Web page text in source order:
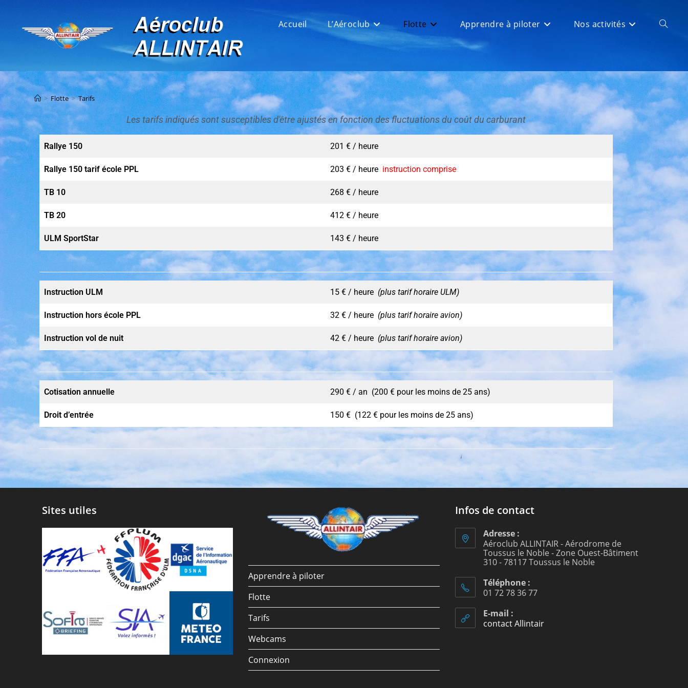
Accueil L’Aéroclub Flotte Apprendre à piloter Nos activités
Tarifs
> Flotte > Tarifs
Les tarifs indiqués sont susceptibles d'être ajustés en fonction des fluctuations du coût du carburant
Rallye 150 201 € / heure
Rallye 150 tarif école PPL 203 € / heure instruction comprise
TB 10 268 € / heure
TB 20 412 € / heure
ULM SportStar 143 € / heure
Instruction ULM 15 € / heure (plus tarif horaire ULM)
Instruction hors école PPL 32 € / heure (plus tarif horaire avion)
Instruction vol de nuit 42 € / heure (plus tarif horaire avion)
Cotisation annuelle 290 € / an (200 € pour les moins de 25 ans)
Droit d’entrée 150 € (122 € pour les moins de 25 ans)
Sites utiles
Apprendre à piloter
Flotte
Tarifs
Webcams
Connexion
Infos de contact
Adresse :
Aéroclub ALLINTAIR - Aérodrome de
Toussus le Noble - Zone Ouest-Bâtiment
310 - 78117 Toussus le Noble
Téléphone :
01 72 78 36 77
E-mail :
contact Allintair